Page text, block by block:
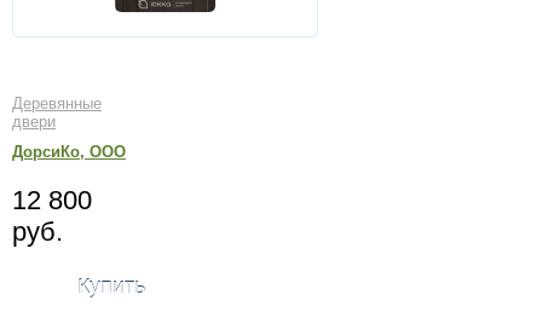
Деревянные
двери
ДорсиКо, ООО
12 800
руб.
Купить